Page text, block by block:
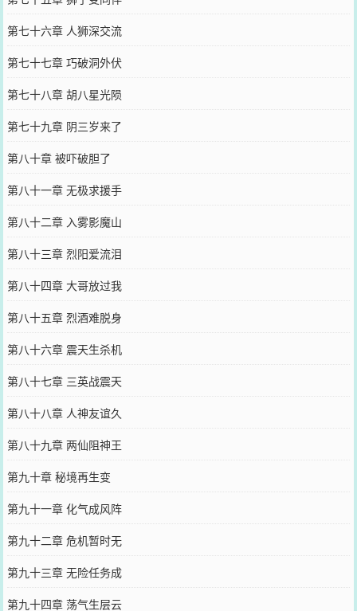
第七十六章 人狮深交流
第七十七章 巧破洞外伏
第七十八章 胡八星光陨
第七十九章 阴三岁来了
第八十章 被吓破胆了
第八十一章 无极求援手
第八十二章 入雾影魔山
第八十三章 烈阳爱流泪
第八十四章 大哥放过我
第八十五章 烈酒难脱身
第八十六章 震天生杀机
第八十七章 三英战震天
第八十八章 人神友谊久
第八十九章 两仙阻神王
第九十章 秘境再生变
第九十一章 化气成风阵
第九十二章 危机暂时无
第九十三章 无险任务成
第九十四章 荡气生层云